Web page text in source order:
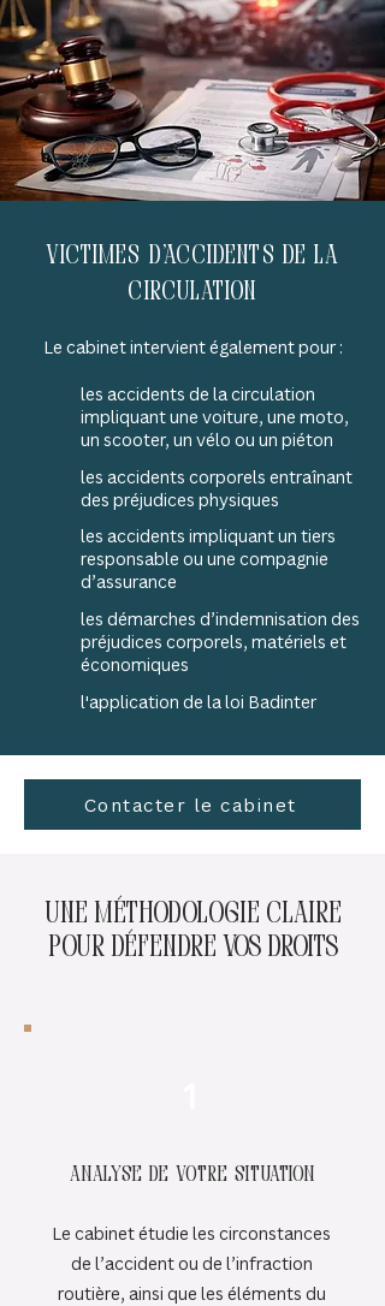
Victimes d’accidents de la
circulation
Le cabinet intervient également pour :
les accidents de la circulation
impliquant une voiture, une moto,
un scooter, un vélo ou un piéton
les accidents corporels entraînant
des préjudices physiques
les accidents impliquant un tiers
responsable ou une compagnie
d’assurance
les démarches d’indemnisation des
préjudices corporels, matériels et
économiques
l'application de la loi Badinter
Contacter le cabinet
une méthodologie claire
pour défendre vos droits
Analyse de votre situation
Le cabinet étudie les circonstances
de l’accident ou de l’infraction
routière, ainsi que les éléments du